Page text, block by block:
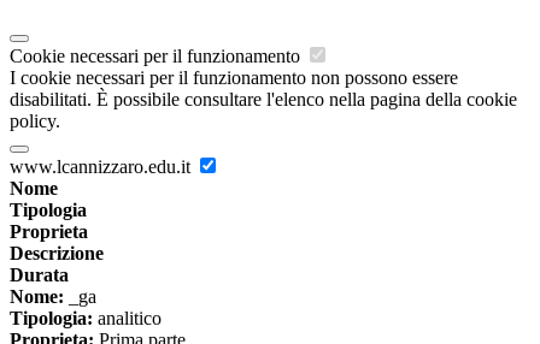
Cookie necessari per il funzionamento
I cookie necessari per il funzionamento non possono essere
disabilitati. È possibile consultare l'elenco nella pagina della cookie
policy.
www.lcannizzaro.edu.it
Nome
Tipologia
Proprieta
Descrizione
Durata
Nome: _ga
Tipologia: analitico